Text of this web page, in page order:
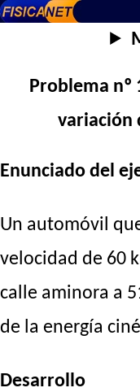
Problema nº
variación
Enunciado del
Un automóvil
velocidad de 60
calle aminora a
de la energía
Desarrollo